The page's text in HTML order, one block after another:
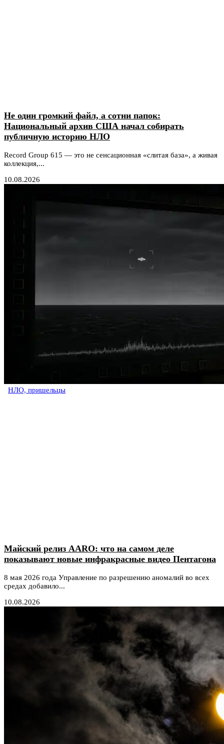
Не один громкий файл, а сотни папок:
Национальный архив США начал собирать
публичную историю НЛО
Record Group 615 — это не сенсационная «слитая база», а живая
коллекция,...
10.08.2026
НЛО, пришельцы
Майский релиз AARO: что на самом деле
показывают новые инфракрасные видео Пентагона
8 мая 2026 года Управление по разрешению аномалий во всех
средах добавило...
10.08.2026